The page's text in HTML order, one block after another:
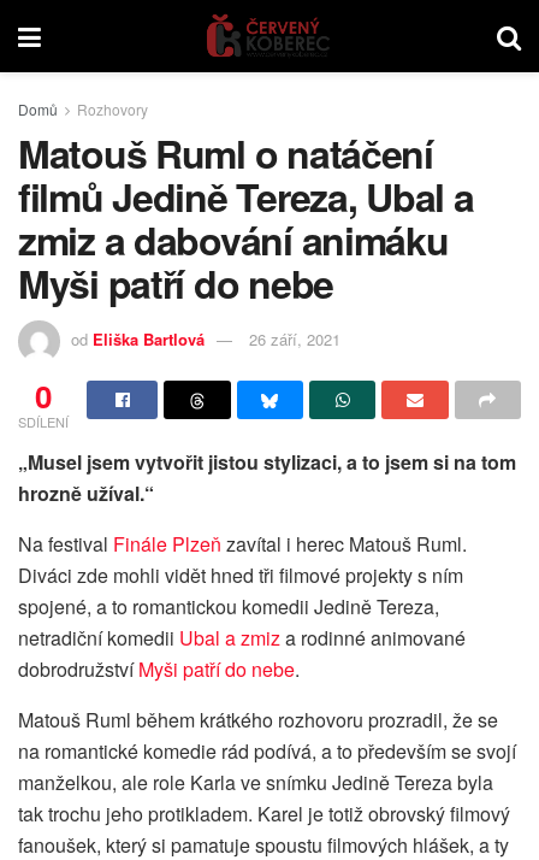
Domů Rozhovory
Matouš Ruml o natáčení
filmů Jedině Tereza, Ubal a
zmiz a dabování animáku
Myši patří do nebe
od Eliška Bartlová 26 září, 2021
0
SDÍLENÍ
„Musel jsem vytvořit jistou stylizaci, a to jsem si na tom
hrozně užíval.“
Na festival Finále Plzeň zavítal i herec Matouš Ruml.
Diváci zde mohli vidět hned tři filmové projekty s ním
spojené, a to romantickou komedii Jedině Tereza,
netradiční komedii Ubal a zmiza rodinné animované
dobrodružstvíMyši patří do nebe.
Matouš Ruml během krátkého rozhovoru prozradil, že se
na romantické komedie rád podívá, a to především se svojí
manželkou, ale role Karla ve snímku Jedině Tereza byla
tak trochu jeho protikladem. Karel je totiž obrovský filmový
fanoušek, který si pamatuje spoustu filmových hlášek, a ty